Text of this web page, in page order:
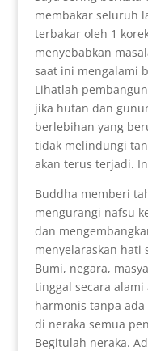
membakar seluruh
terbakar oleh 1
menyebabkan
saat ini mengalami
Lihatlah
jika hutan dan
berlebihan yang
tidak melindungi
akan terus terjadi.
Buddha memberi
mengurangi nafsu
dan
menyelaraskan hati
Bumi, negara,
tinggal secara alami
harmonis tanpa
di neraka semua
Begitulah neraka.